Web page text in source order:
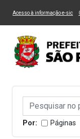
Ir ao Conteúdo
Alternar Alto Contraste
Acesso à informação e-sic
Campo
Campo de Busca de
Por: Páginas